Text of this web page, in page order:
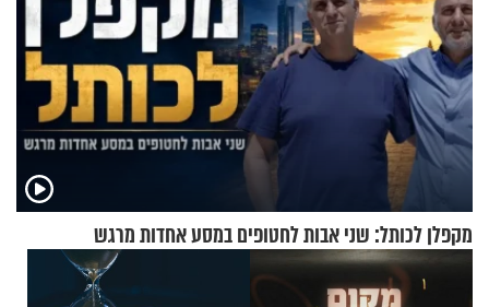
מקפלן לכותל: שני אבות לחטופים במסע אחדות מרגש